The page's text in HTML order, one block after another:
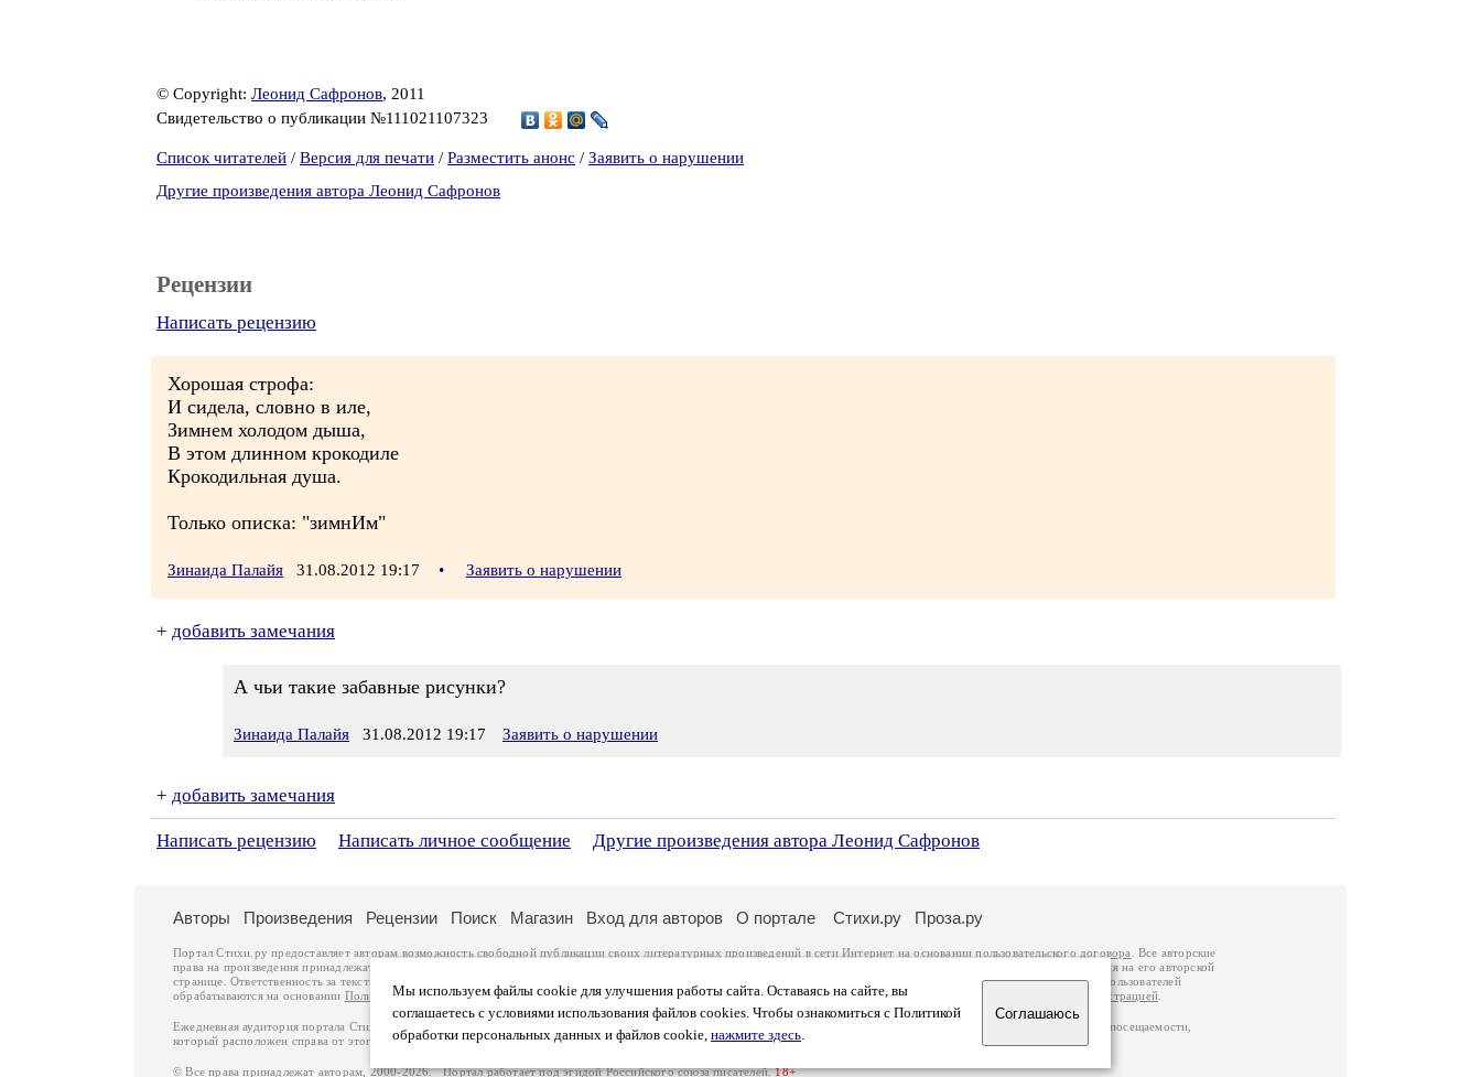
© Copyright: Леонид Сафронов, 2011
Свидетельство о публикации №111021107323
Список читателей / Версия для печати / Разместить анонс / Заявить о нарушении
Другие произведения автора Леонид Сафронов
Рецензии
Написать рецензию
Хорошая строфа:
И сидела, словно в иле,
Зимнем холодом дыша,
В этом длинном крокодиле
Крокодильная душа.
Только описка: "зимнИм"
Зинаида Палайя 31.08.2012 19:17 • Заявить о нарушении
+ добавить замечания
А чьи такие забавные рисунки?
Зинаида Палайя 31.08.2012 19:17 Заявить о нарушении
+ добавить замечания
Написать рецензию Написать личное сообщение Другие произведения автора Леонид Сафронов
Мы используем файлы cookie для улучшения работы сайта. Оставаясь на сайте, вы
соглашаетесь с условиями использования файлов cookies. Чтобы ознакомиться с Политикой
обработки персональных данных и файлов cookie, нажмите здесь.
Соглашаюсь
Авторы Произведения Рецензии Поиск Магазин Вход для авторов О портале Стихи.ру Проза.ру
Портал Стихи.ру предоставляет авторам возможность свободной публикации своих литературных произведений в сети Интернет на основаниипользовательского договора
. Все авторские
права на произведения принадлежат авторам и охраняются
. Перепечатка произведений возможна только с согласия его автора, к которому вы можете обратиться на его авторской
странице. Ответственность за тексты произведений авторы несут самостоятельно на основании
законодательства Российской Федерации. Данные пользователей
обрабатываются на основании Политики обработки персональных данных. Вы также можете посмотреть более подробнуюинформацию о портале связаться с администрацией
Ежедневная аудитория портала Стихи.ру – порядка 200 тысяч посетителей, которые в общей сумме просматривают более двух миллионов страниц по данным счетчика посещаемости,
который расположен справа от этого текста. В каждой графе указано по две цифры: количество просмотров и количество посетителей.
© Все права принадлежат авторам, 2000-2026. Портал работает под эгидойРоссийского союза писателей.18+